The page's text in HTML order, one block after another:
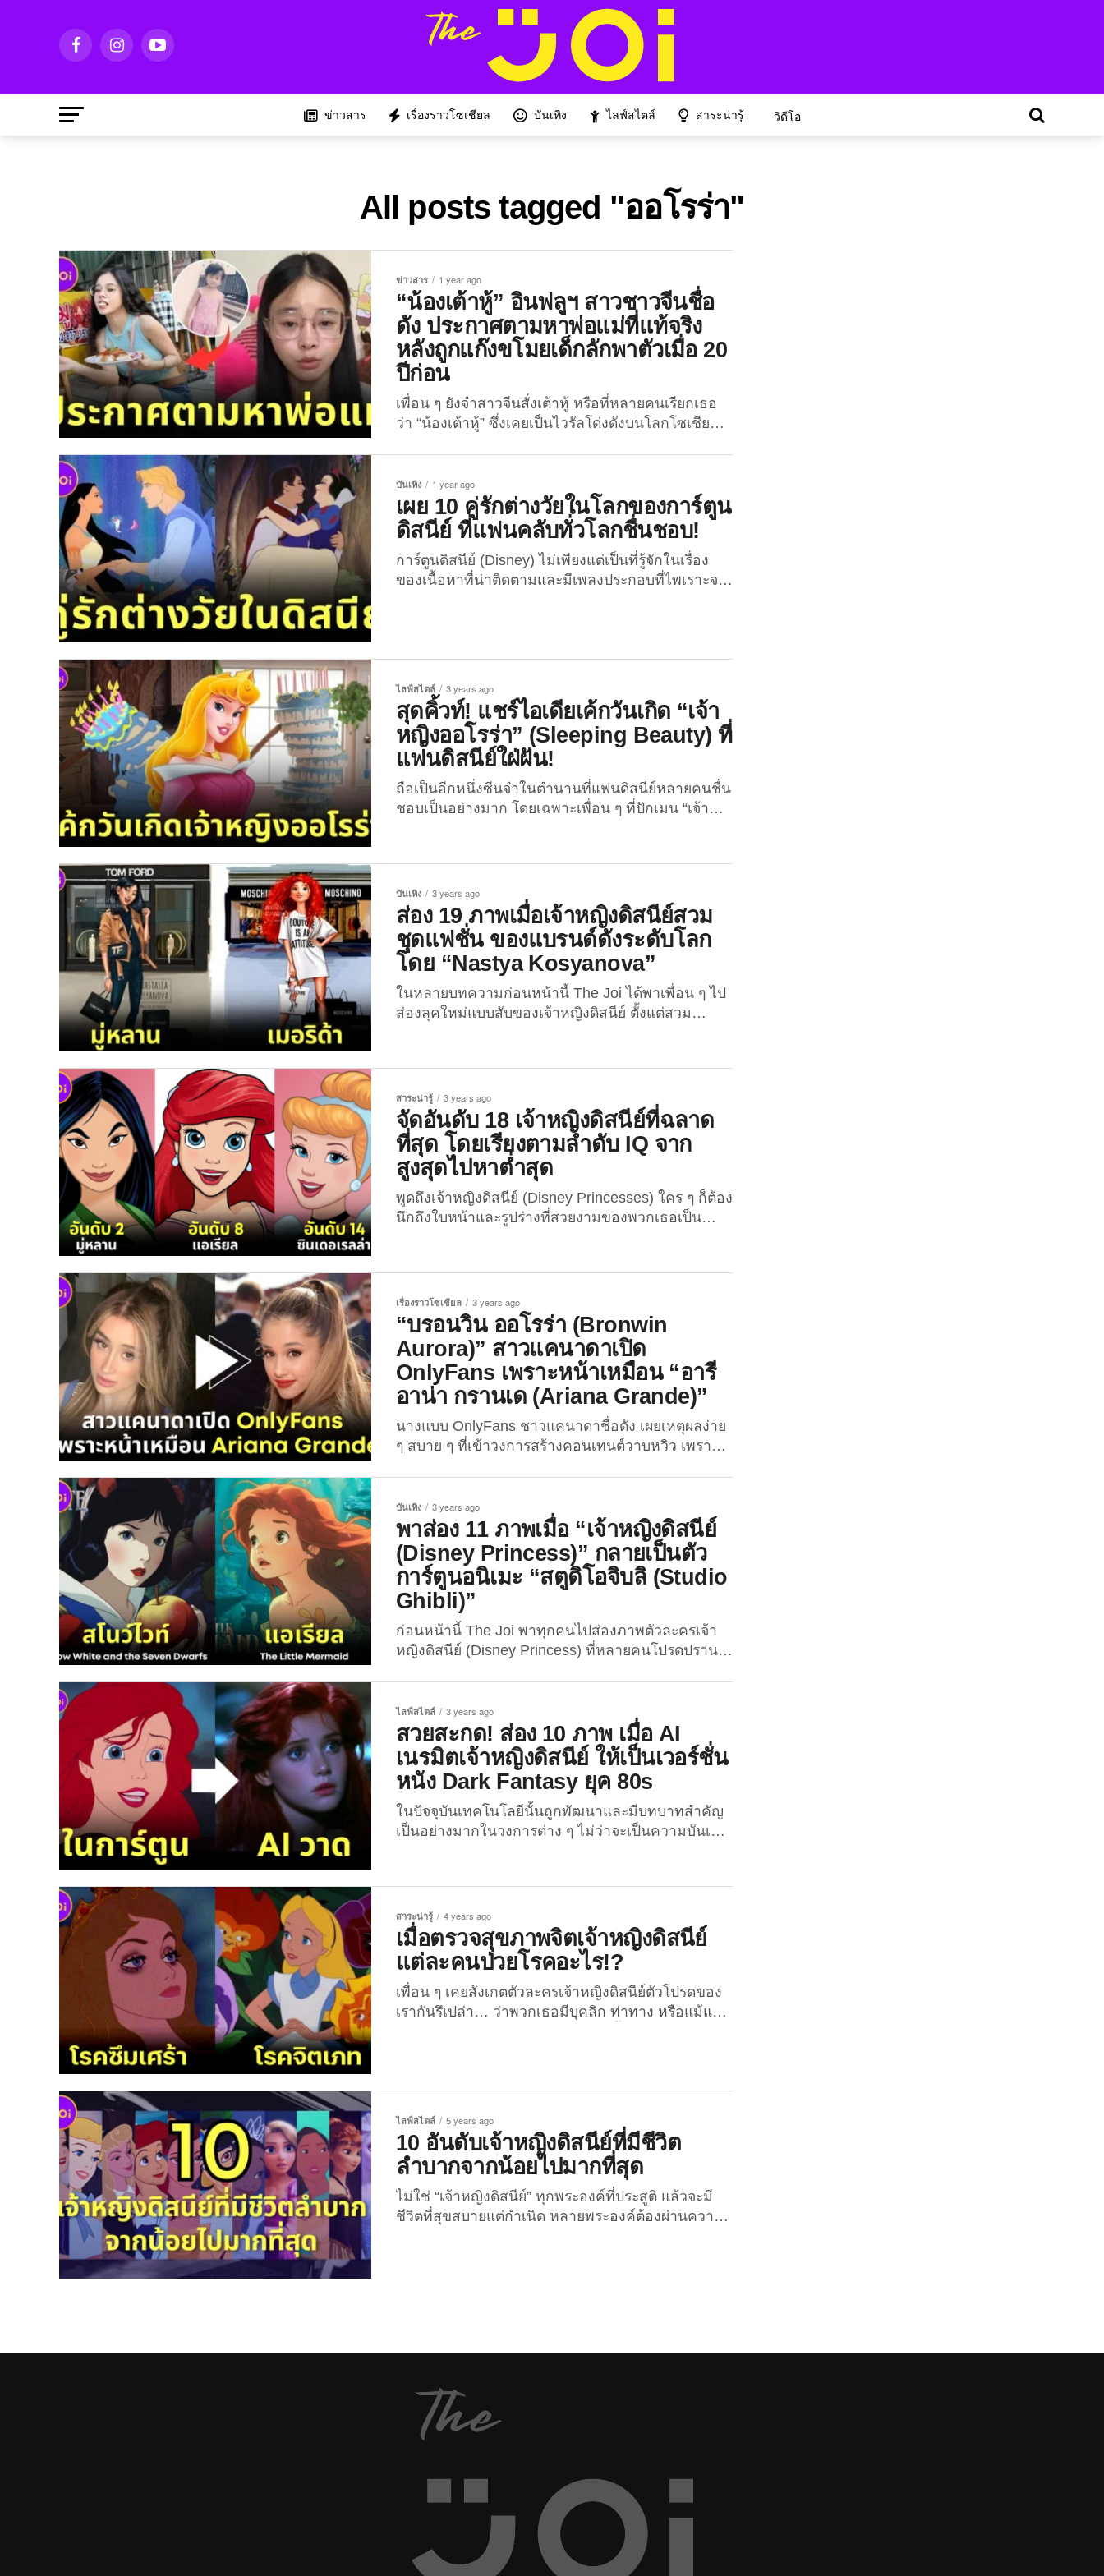
ข่าวสาร เรื่องราวโซเชียล บันเทิง ไลฟ์สไตล์ สาระน่ารู้ วิดีโอ
All posts tagged "ออโรร่า"
ข่าวสาร 1 year ago
“น้องเต้าหู้” อินฟลูฯ สาวชาวจีนชื่อ
ดัง ประกาศตามหาพ่อแม่ที่แท้จริง
หลังถูกแก๊งขโมยเด็กลักพาตัวเมื่อ 20
ปีก่อน
เพื่อน ๆ ยังจำสาวจีนสั่งเต้าหู้ หรือที่หลายคนเรียกเธอ
ว่า “น้องเต้าหู้” ซึ่งเคยเป็นไวรัลโด่งดังบนโลกโซเชียล
แฟน ๆ ได้ฟังผ่านแอปพลิเคชั่น “Douyin (โต่วอิน)” หรือ
“TikTok เวอร์ชั่นจีน” ว่าตอนเด็กเธอเคยตกเป็นเหยื่อ
แก๊งค้ามนุษย์?! นับเป็นอีกเรื่องสะเทือนใจที่ชาวเน็ต
ไทยต้องเสียน้ำตากันอีกเรื่องในช่วงนี้ เมื่อ “น้องเต้าหู้”
หรือ “ออโรร่า (Aurora)” อินฟลูเอนเซอร์ดังชาวจีน...
บันเทิง 1 year ago
เผย 10 คู่รักต่างวัยในโลกของการ์ตูน
ดิสนีย์ ที่แฟนคลับทั่วโลกชื่นชอบ!
การ์ตูนดิสนีย์ (Disney) ไม่เพียงแต่เป็นที่รู้จักในเรื่อง
ของเนื้อหาที่น่าติดตามและมีเพลงประกอบที่ไพเราะจน
“คู่รักต่างวัย” ที่บางคู่ก็มีอายุที่แตกต่างกันมาก จนทำให้
เลยก็ว่าได้ ดังนั้น ในบทความนี้ The Joi เลยจะพาเพื่อน
ๆ ไปรู้จัก 10 คู่รักต่างวัยในโลกของการ์ตูนดิสนีย์ที่แฟน
คลับทั่วโลกชื่นชอบ จะมีคู่ไหนบ้าง แล้วแต่ละคนจะอายุ
ห่างกันขนาดไหน? ถ้าอยากรู้ก็ตามไปดูกันเลย! 1. โพ
คาฮอนทัสกับกัปตันจอห์น สมิธ (Pochahontas)...
ไลฟ์สไตล์ 3 years ago
สุดคิ้วท์! แชร์ไอเดียเค้กวันเกิด “เจ้า
หญิงออโรร่า” (Sleeping Beauty) ที่
แฟนดิสนีย์ใฝ่ฝัน!
ถือเป็นอีกหนึ่งซีนจำในตำนานที่แฟนดิสนีย์หลายคนชื่น
ชอบเป็นอย่างมาก โดยเฉพาะเพื่อน ๆ ที่ปักเมน “เจ้า
หัว ที่วางแผนช่วยกันจัดงานฉลองครบรอบวันเกิดอายุ
ครบ 16 พรรษาให้กับเจ้าหญิงออโรร่าโดยไม่ใช้
เวทมนตร์วิเศษ ซึ่งฉากตีกันของนางฟ้าทั้งสามนี้ยังคง
ติดตราตรึงใจ และช่วยเพิ่มสีสันให้กับเนื้อเรื่องเป็นอย่าง
มาก โดยเฉพาะภาพเค้กวันเกิดกว่า 10 ชั้นที่นางฟ้า
ฟลอร่าตั้งใจสร้างสรรค์มาให้กับเจ้าหญิงองค์น้อย ซึ่งดู
ไม่ค่อยสมส่วนเท่าไหร่นัก แต่ก็ถูกอกถูกใจแฟนดิสนีย์
หลายต่อหลายคน จนเค้กเอนดังกล่าวกลายเป็นอีกหนึ่ง
เค้กวันเกิดที่แฟนดิสนีย์ใฝ่ฝัน อยากได้มาไว้ในครอบ
บันเทิง 3 years ago
ส่อง 19 ภาพเมื่อเจ้าหญิงดิสนีย์สวม
ชุดแฟชั่น ของแบรนด์ดังระดับโลก
โดย “Nastya Kosyanova”
ในหลายบทความก่อนหน้านี้ The Joi ได้พาเพื่อน ๆ ไป
ส่องลุคใหม่แบบสับของเจ้าหญิงดิสนีย์ ตั้งแต่สวม
แฟชั่นสุดยิ่งใหญ่ของโลก สำหรับบทความนี้ เราเลยจะ
พาทุกคนไปยลโฉมของ 19 เจ้าหญิงดิสนีย์ในลุคแคช
ชวล โดยสวมเสื้อผ้าแฟชั่นจากแบรนด์ดังระดับโลก มา
เดินช้อปปิ้งแบบสวย ๆ เลิศ ๆ กลางกรุงปารีสของ
ฝรั่งเศส แต่ละคนจะเลือกสวมชุดของแบรนด์อะไรบ้าง?
ไปดูกันเลย!...
สาระน่ารู้ 3 years ago
จัดอันดับ 18 เจ้าหญิงดิสนีย์ที่ฉลาด
ที่สุด โดยเรียงตามลำดับ IQ จาก
สูงสุดไปหาต่ำสุด
พูดถึงเจ้าหญิงดิสนีย์ (Disney Princesses) ใคร ๆ ก็ต้อง
นึกถึงใบหน้าและรูปร่างที่สวยงามของพวกเธอเป็น
เย็บปักถักร้อยและทำงานบ้านงานเรือน ในบทความนี้
The Joi เลยจะพาเพื่อน ๆ ไปดูการจัดอันดับความฉลาด
ของเจ้าหญิงดิสนีย์ทั้ง 18 คนกัน ใครคือ “เจ้าหญิง
ดิสนีย์ที่ฉลาดที่สุด” โดยเรียงลำดับจาก IQ สูงสุดไปหา
IQ ต่ำสุด ถ้าอยากรู้ว่า...
เรื่องราวโซเชียล 3 years ago
“บรอนวิน ออโรร่า (Bronwin
Aurora)” สาวแคนาดาเปิด
OnlyFans เพราะหน้าเหมือน “อารี
อาน่า กรานเด (Ariana Grande)”
นางแบบ OnlyFans ชาวแคนาดาชื่อดัง เผยเหตุผลง่าย
ๆ สบาย ๆ ที่เข้าวงการสร้างคอนเทนต์วาบหวิว เพราะมี
สายเซ็กซี่ชื่อดังหลากหลายเชื้อชาติ เผยเหตุผลที่เข้า
วงการสร้างคอนเทนต์วาบหวิว 18+ บนเว็บไซต์
OnlyFans หลายคนทำเพราะชอบแต่งตัวเซ็กซี่เลย
เปลี่ยนความชอบให้กลายเป็นเงิน หรือบางคนก็ทำ
เพราะได้เงินเร็วและเยอะล้วน ๆ ...
บันเทิง 3 years ago
พาส่อง 11 ภาพเมื่อ “เจ้าหญิงดิสนีย์
(Disney Princess)” กลายเป็นตัว
การ์ตูนอนิเมะ “สตูดิโอจิบลิ (Studio
Ghibli)”
ก่อนหน้านี้ The Joi พาทุกคนไปส่องภาพตัวละครเจ้า
หญิงดิสนีย์ (Disney Princess) ที่หลายคนโปรดปราน
Size)” หรือแม้กระทั้งแปลงร่างเป็น “ซูเปอร์ฮีโร่จากค่าย
Marvel และ DC” ที่ถูกสร้างขึ้นโดยเทคโนโลยีปัญญา
ประดิษฐ์ หรือ AI ทั้งสิ้น แต่จะเป็นอย่างไร… หากมีผู้ใช้
เทคโนโลยีดังกล่าว เปลี่ยนตัวละครเจ้าหญิงดิสนีย์สุดป๊
อบให้กลายเป็นตัวการ์ตูนอนิเมะจาก “สตูดิโอจิบลิ
(Studio Ghibli)”...
ไลฟ์สไตล์ 3 years ago
สวยสะกด! ส่อง 10 ภาพ เมื่อ AI
เนรมิตเจ้าหญิงดิสนีย์ ให้เป็นเวอร์ชั่น
หนัง Dark Fantasy ยุค 80s
ในปัจจุบันเทคโนโลยีนั้นถูกพัฒนาและมีบทบาทสำคัญ
เป็นอย่างมากในวงการต่าง ๆ ไม่ว่าจะเป็นความบันเทิง,
กันมาบ้างแล้ว และคงปฏิเสธไม่ได้ว่าบางครั้งผลงาน
ของ AI นั้นก็ดูน่าทึ่งสุด ๆ จนหลาย ๆ คนต้องซูฮกให้กับ
ความล้ำหน้าของมัน ล่าสุดทางเพจเฟซบุ๊ก V i n ͭ ͣs...
สาระน่ารู้ 4 years ago
เมื่อตรวจสุขภาพจิตเจ้าหญิงดิสนีย์
แต่ละคนป่วยโรคอะไร!?
เพื่อน ๆ เคยสังเกตตัวละครเจ้าหญิงดิสนีย์ตัวโปรดของ
เรากันรึเปล่า… ว่าพวกเธอมีบุคลิก ท่าทาง หรือแม้แต่
อย่าง แต่เราก็ไม่สามารถหาคำอธิบายได้ เช่น “แอน
พี่สาวของเธอ ก็ดูมองโลกในแง่ร้ายตลอดเวลา แล้ว
ในที่สุด The...
ไลฟ์สไตล์ 5 years ago
10 อันดับเจ้าหญิงดิสนีย์ที่มีชีวิต
ลำบากจากน้อยไปมากที่สุด
ไม่ใช่ “เจ้าหญิงดิสนีย์” ทุกพระองค์ที่ประสูติ แล้วจะมี
ชีวิตที่สุขสบายแต่กำเนิด หลายพระองค์ต้องผ่านความ
“โพคาฮอนทัส” เป็นตัวละครเจ้าหญิงดิสนีย์ที่มีความ
จะไม่ได้รับการเลี้ยงดูโดยพ่อแม่แย่ที่สุด เมื่อเทียบกับเจ้า
หญิงดิสนีย์คนอื่น...